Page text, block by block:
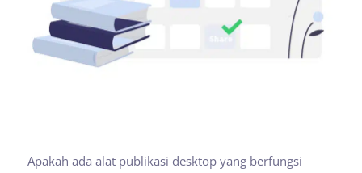
Apakah ada alat publikasi desktop yang berfungsi